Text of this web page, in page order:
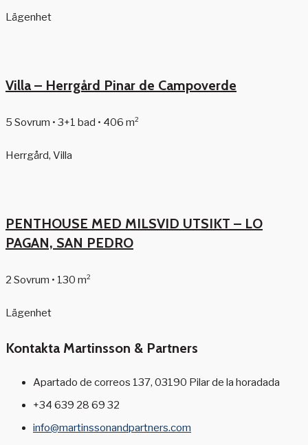
Lägenhet
Villa – Herrgård Pinar de Campoverde
5 Sovrum • 3+1 bad • 406 m²
Herrgård, Villa
PENTHOUSE MED MILSVID UTSIKT – LO
PAGAN, SAN PEDRO
2 Sovrum • 130 m²
Lägenhet
Kontakta Martinsson & Partners
Apartado de correos 137, 03190 Pilar de la horadada
+34 639 28 69 32
info@martinssonandpartners.com